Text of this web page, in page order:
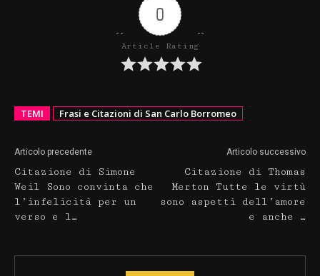
0
Article Rating
TEMI Frasi e Citazioni di San Carlo Borromeo
Articolo precedente
Citazione di Simone
Weil Sono convinta che
l’infelicità per un
verso e l…
Articolo successivo
Citazione di Thomas
Merton Tutte le virtù
sono aspetti dell’amore
e anche …